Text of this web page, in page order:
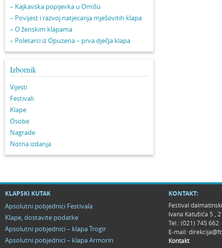
– Kajkavska popijevka u Omišu
– Povijest i razvoj natjecanja mješovitih klapa
– O ženskim klapama
– Poletarci iz Opuzena – prva dječja klapa
Izbornik
Vijesti
Festivali
Klape
Osobe
Nagrade
Notna izdanja
KLAPSKI KUTAK
Apsolutni pobjednici Festivala
Klape, dostavite podatke
Apsolutni pobjednici – klapa Trogir
Apsolutni pobjednici – klapa Armorin
KONTAKT:
Festival
Ivana Katušića 5 ,
Tel.: (021) 745 662
E-mail:
Kontakt